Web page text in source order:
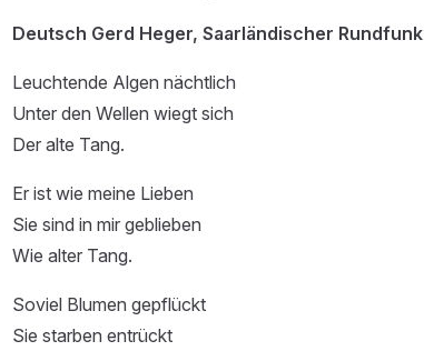
Deutsch Gerd Heger, Saarländischer Rundfunk
Leuchtende Algen nächtlich
Unter den Wellen wiegt sich
Der alte Tang.
Er ist wie meine Lieben
Sie sind in mir geblieben
Wie alter Tang.
Soviel Blumen gepflückt
Sie starben entrückt